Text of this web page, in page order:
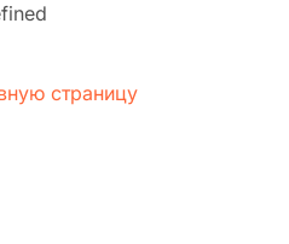
страницу